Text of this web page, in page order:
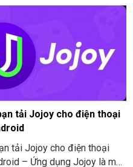
chóng. Để bạn có thể tham
công.
tải Jojoy cho điện thoại
tải Jojoy cho điện thoại
– Ứng dụng Jojoy là một